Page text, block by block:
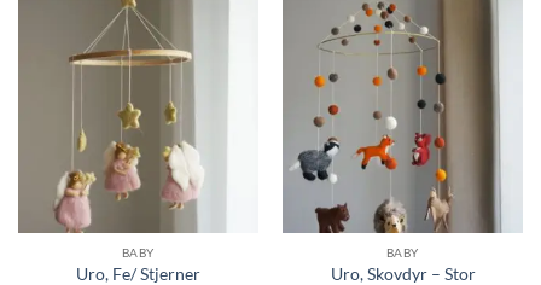
BABY
Uro, Fe/ Stjerner
BABY
Uro, Skovdyr – Stor